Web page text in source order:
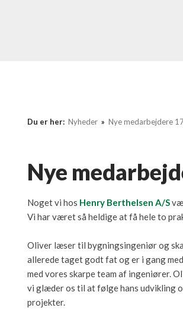
Du er her:Nyheder »Nye medarbejdere
​​Nye
Noget vi hos Henry Berthelsen A/S
​Vi har været så heldige at få hele to
​​Oliver læser til bygningsingeniør og
allerede taget godt fat og er i gang
med vores skarpe team af ingeniører.
vi glæder os til at følge hans udvikling
projekter.